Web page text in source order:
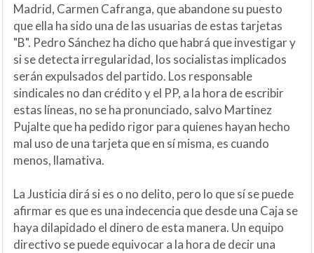
Madrid, Carmen Cafranga, que abandone su puesto
que ella ha sido una de las usuarias de estas tarjetas
"B". Pedro Sánchez ha dicho que habrá que investigar y
si se detecta irregularidad, los socialistas implicados
serán expulsados del partido. Los responsable
sindicales no dan crédito y el PP, a la hora de escribir
estas líneas, no se ha pronunciado, salvo Martinez
Pujalte que ha pedido rigor para quienes hayan hecho
mal uso de una tarjeta que en sí misma, es cuando
menos, llamativa.
La Justicia dirá si es o no delito, pero lo que sí se puede
afirmar es que es una indecencia que desde una Caja se
haya dilapidado el dinero de esta manera. Un equipo
directivo se puede equivocar a la hora de decir una